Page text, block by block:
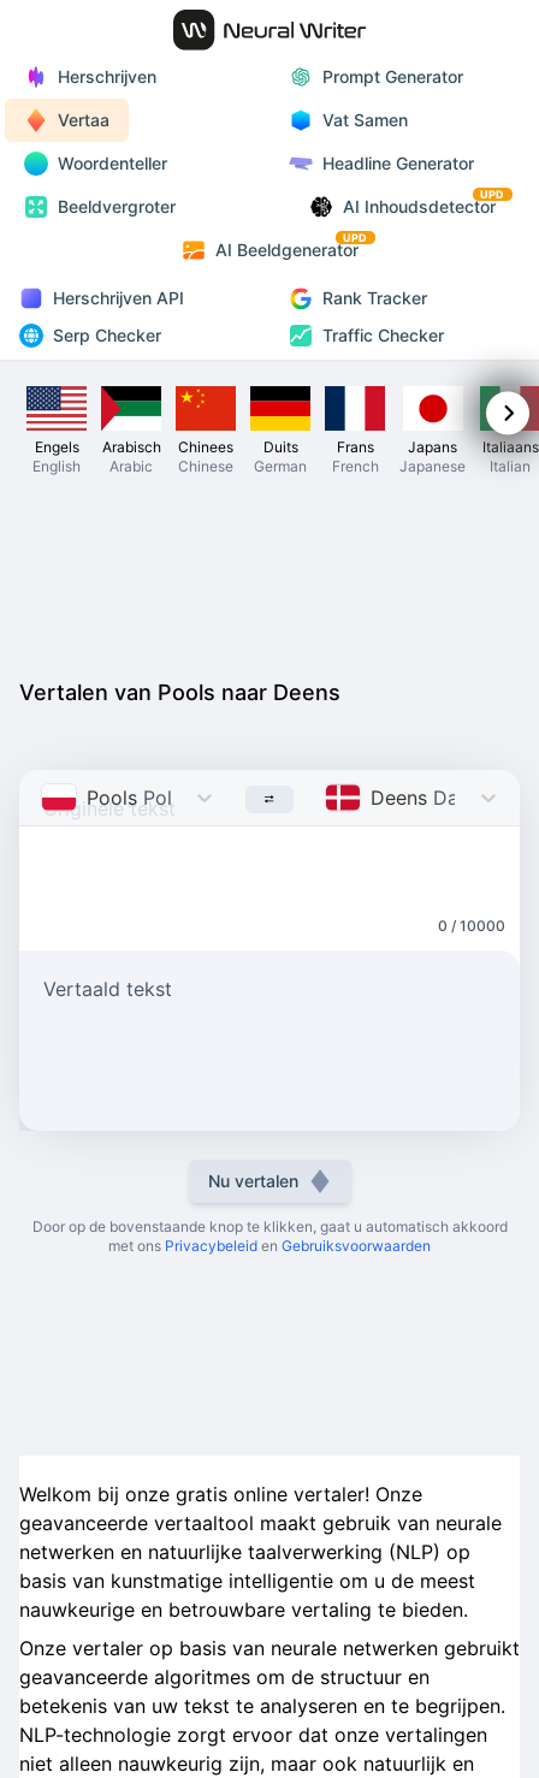
Herschrijven Prompt Generator
Vertaa Vat Samen
Woordenteller Headline Generator
Beeldvergroter AI Inhoudsdetector
UPD
AI Beeldgenerator
UPD
Herschrijven API
Rank Tracker
Serp Checker
Traffic Checker
Engels
English
Arabisch
Arabic
Chinees
Chinese
Duits
German
Frans
French
Japans
Japanese
Italiaans
Italian
Vertalen van Pools naar Deens
Pools Polish Deens Danish
0 / 10000
Vertaald tekst
Nu vertalen
Door op de bovenstaande knop te klikken, gaat u automatisch akkoord
met ons Privacybeleid en Gebruiksvoorwaarden
Welkom bij onze gratis online vertaler! Onze
geavanceerde vertaaltool maakt gebruik van neurale
netwerken en natuurlijke taalverwerking (NLP) op
basis van kunstmatige intelligentie om u de meest
nauwkeurige en betrouwbare vertaling te bieden.
Onze vertaler op basis van neurale netwerken gebruikt
geavanceerde algoritmes om de structuur en
betekenis van uw tekst te analyseren en te begrijpen.
NLP-technologie zorgt ervoor dat onze vertalingen
niet alleen nauwkeurig zijn, maar ook natuurlijk en